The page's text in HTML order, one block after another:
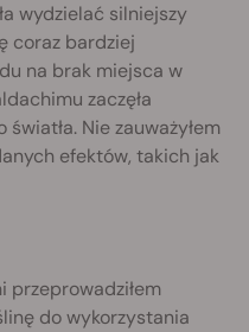
wydzielać silniejszy
coraz bardziej
na brak miejsca w
zaczęła
Nie zauważyłem
efektów, takich jak
do wykorzystania